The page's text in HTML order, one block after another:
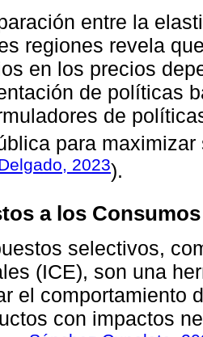
entre la
regiones revela
en los precios
de políticas
de
para
2023).
a los
selectivos,
(ICE), son una
el comportamiento
con impactos